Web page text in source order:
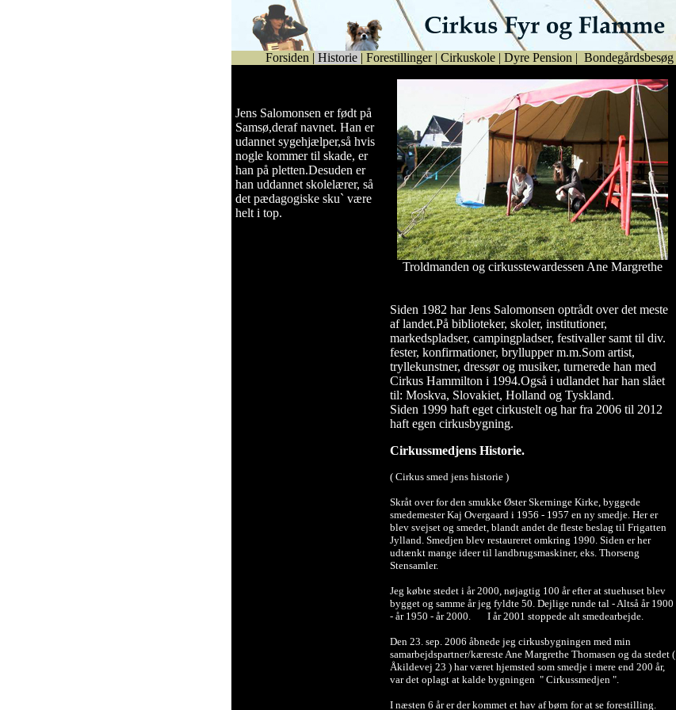
Forsiden | Historie | Forestillinger | Cirkuskole | Dyre Pension | Bondegårdsbesøg
Jens Salomonsen er født på
Samsø,deraf navnet. Han er
udannet sygehjælper,så hvis
nogle kommer til skade, er
han på pletten.Desuden er
han uddannet skolelærer, så
det pædagogiske sku` være
helt i top.
Troldmanden og cirkusstewardessen Ane Margrethe
Siden 1982 har Jens Salomonsen optrådt over det meste
af landet.På biblioteker, skoler, institutioner,
markedspladser, campingpladser, festivaller samt til div.
fester, konfirmationer, bryllupper m.m.Som artist,
tryllekunstner, dressør og musiker, turnerede han med
Cirkus Hammilton i 1994.Også i udlandet har han slået
til: Moskva, Slovakiet, Holland og Tyskland.
Siden 1999 haft eget cirkustelt og har fra 2006 til 2012
haft egen cirkusbygning.
Cirkussmedjens Historie.
( Cirkus smed jens historie )
Skråt over for den smukke Øster Skerninge Kirke, byggede
smedemester Kaj Overgaard i 1956 - 1957 en ny smedje. Her er
blev svejset og smedet, blandt andet de fleste beslag til Frigatten
Jylland. Smedjen blev restaureret omkring 1990. Siden er her
udtænkt mange ideer til landbrugsmaskiner, eks. Thorseng
Stensamler.
Jeg købte stedet i år 2000, nøjagtig 100 år efter at stuehuset blev
bygget og samme år jeg fyldte 50. Dejlige runde tal - Altså år 1900
- år 1950 - år 2000. I år 2001 stoppede alt smedearbejde.
Den 23. sep. 2006 åbnede jeg cirkusbygningen med min
samarbejdspartner/kæreste Ane Margrethe Thomasen og da stedet (
Åkildevej 23 ) har været hjemsted som smedje i mere end 200 år,
var det oplagt at kalde bygningen " Cirkussmedjen ".
I næsten 6 år er der kommet et hav af børn for at se forestilling.